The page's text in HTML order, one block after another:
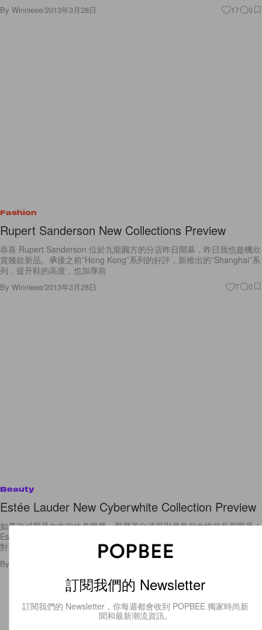
By Winnieee/2013年3月28日 17 0
Fashion
Rupert Sanderson New Collections Preview
恭喜 Rupert Sanderson 位於九龍圓方的分店昨日開幕，昨日我也趁機欣
賞幾款新品。承接之前”Hong Kong”系列的好評，新推出的”Shanghai”系
列，提升鞋的高度，也加厚前
By Winnieee/2013年3月28日 7 0
Beauty
Estée Lauder New Cyberwhite Collection Preview
如果說減肥是女生的終身職業，那麼美白淡斑則是每個女性的長期戰爭！
Estée Lauder 擁抱「Every Woman Can Be Beautiful」的美妍哲學，針
對亞洲女生的亮白需要，推出
By
訂閱我們的 Newsletter
訂閱我們的 Newsletter，你每週都會收到 POPBEE 獨家時尚新
聞和最新潮流資訊。